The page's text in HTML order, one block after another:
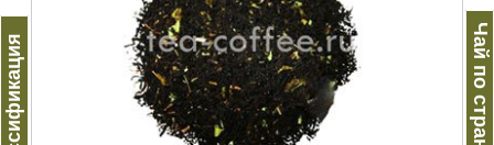
Классификация Чай по странам